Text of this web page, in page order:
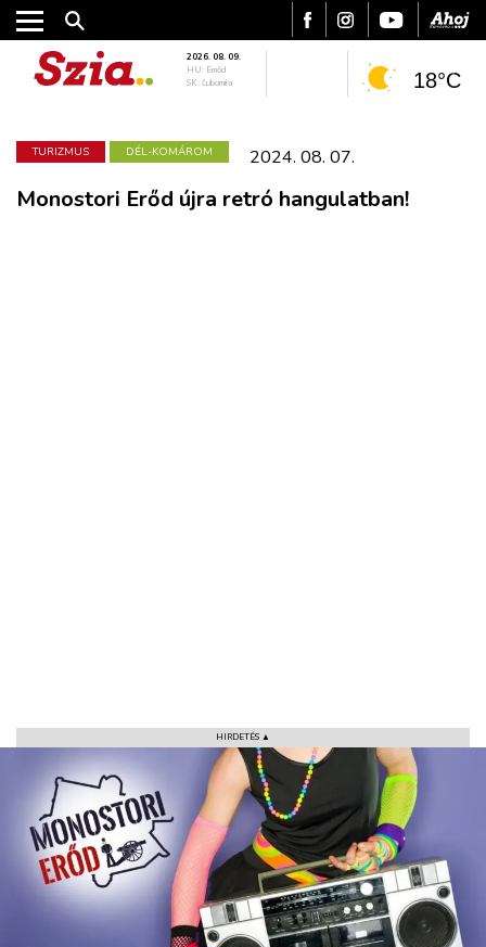
VÁROS
RÉGIÓ
SPORT
KULTÚRA
PODCAST
MIX
2026. 08. 09.
HU: Emőd
SK: Ľubomíra
18°C
TURIZMUS DÉL-KOMÁROM 2024. 08. 07.
Monostori Erőd újra retró hangulatban!
HIRDETÉS ▲